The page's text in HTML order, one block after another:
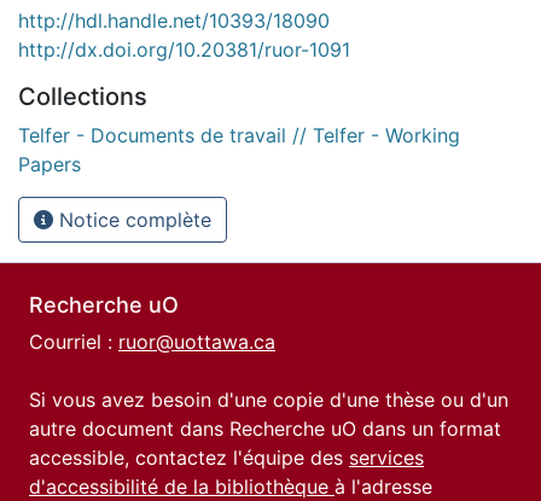
http://hdl.handle.net/10393/18090
http://dx.doi.org/10.20381/ruor-1091
Collections
Telfer - Documents de travail // Telfer - Working
Papers
Notice complète
Recherche uO
Courriel : ruor@uottawa.ca
Si vous avez besoin d'une copie d'une thèse ou d'un
autre document dans Recherche uO dans un format
accessible, contactez l'équipe des services
d'accessibilité de la bibliothèque à l'adresse